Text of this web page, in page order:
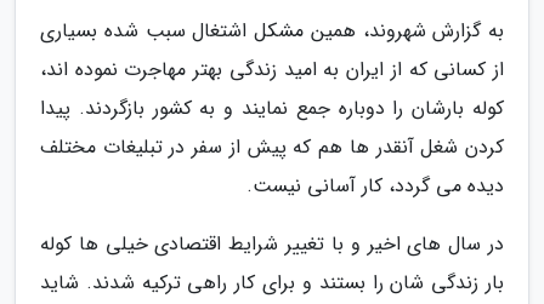
به گزارش شهروند، همین مشکل اشتغال سبب شده بسیاری
از کسانی که از ایران به امید زندگی بهتر مهاجرت نموده اند،
کوله بارشان را دوباره جمع نمایند و به کشور بازگردند. پیدا
کردن شغل آنقدر ها هم که پیش از سفر در تبلیغات مختلف
دیده می گردد، کار آسانی نیست.
در سال های اخیر و با تغییر شرایط اقتصادی خیلی ها کوله
بار زندگی شان را بستند و برای کار راهی ترکیه شدند. شاید